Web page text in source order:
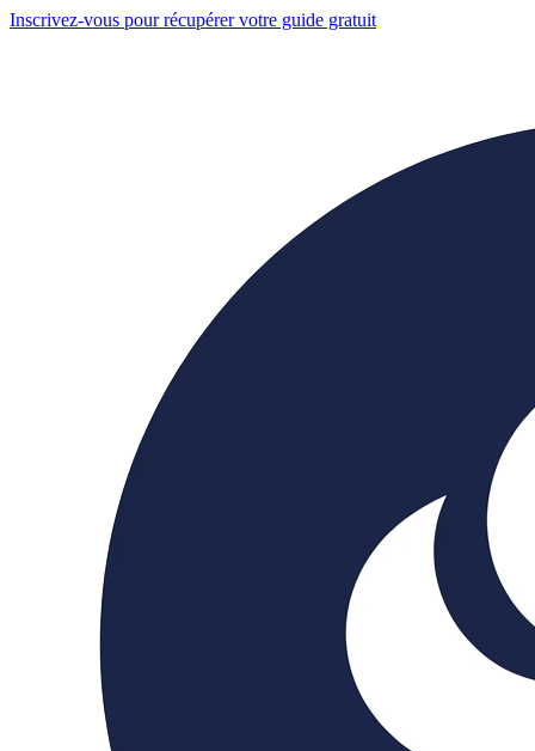
Inscrivez-vous pour récupérer votre guide gratuit